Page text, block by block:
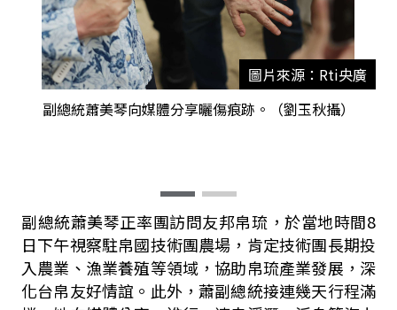
圖片來源：Rti央廣
副總統蕭美琴向媒體分享曬傷痕跡。（劉玉秋攝）
副總統蕭美琴正率團訪問友邦帛琉，於當地時間8
日下午視察駐帛國技術團農場，肯定技術團長期投
入農業、漁業養殖等領域，協助帛琉產業發展，深
化台帛友好情誼。此外，蕭副總統接連幾天行程滿